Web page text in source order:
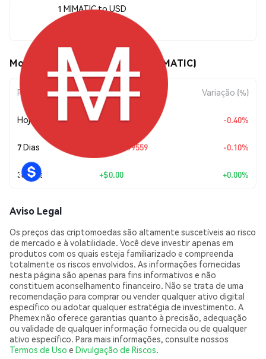
1 MIMATIC to USD
Movimentos de preço de MAI (MIMATIC)
Período Variação do Valor Variação (%)
Hoje $-0.00399437 -0.40%
7 Dias $-0.00099559 -0.10%
30 Dias +$0.00 +0.00%
Aviso Legal
Os preços das criptomoedas são altamente suscetíveis ao risco
de mercado e à volatilidade. Você deve investir apenas em
produtos com os quais esteja familiarizado e compreenda
totalmente os riscos envolvidos. As informações fornecidas
nesta página são apenas para fins informativos e não
constituem aconselhamento financeiro. Não se trata de uma
recomendação para comprar ou vender qualquer ativo digital
específico ou adotar qualquer estratégia de investimento. A
Phemex não oferece garantias quanto à precisão, adequação
ou validade de qualquer informação fornecida ou de qualquer
ativo específico. Para mais informações, consulte nossos
Termos de Uso e Divulgação de Riscos.